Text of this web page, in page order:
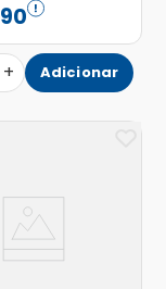
90
+ Adicionar